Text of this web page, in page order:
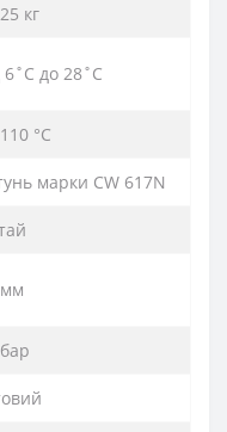
кг
6˚C до 28˚C
°C
марки CW 617N